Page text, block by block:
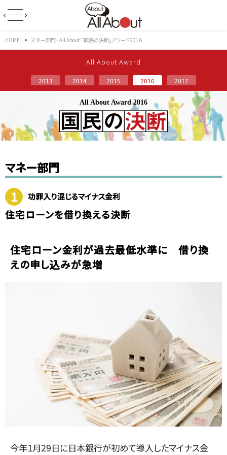
HOME マネー部門 - All About 「国民の決断」アワード2016
All About Award
2013 2014 2015 2016 2017
All About Award 2016
マネー部門
1 功罪入り混じるマイナス金利
住宅ローンを借り換える決断
住宅ローン金利が過去最低水準に 借り換
えの申し込みが急増
今年1月29日に日本銀行が初めて導入したマイナス金